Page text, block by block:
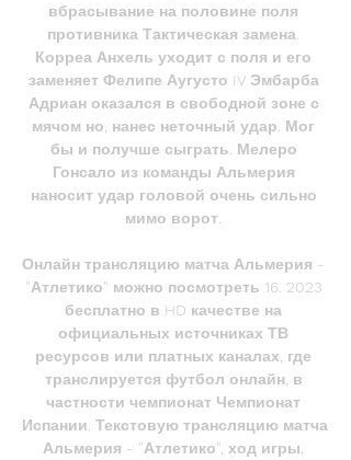
вбрасывание на половине поля
противника Тактическая замена.
Корреа Анхель уходит с поля и его
заменяет Фелипе Аугусто IV Эмбарба
Адриан оказался в свободной зоне с
мячом но, нанес неточный удар. Мог
бы и получше сыграть. Мелеро
Гонсало из команды Альмерия
наносит удар головой очень сильно
мимо ворот.
Онлайн трансляцию матча Альмерия -
"Атлетико" можно посмотреть 16. 2023
бесплатно в HD качестве на
официальных источниках ТВ
ресурсов или платных каналах, где
транслируется футбол онлайн, в
частности чемпионат Чемпионат
Испании. Текстовую трансляцию матча
Альмерия - "Атлетико", ход игры,